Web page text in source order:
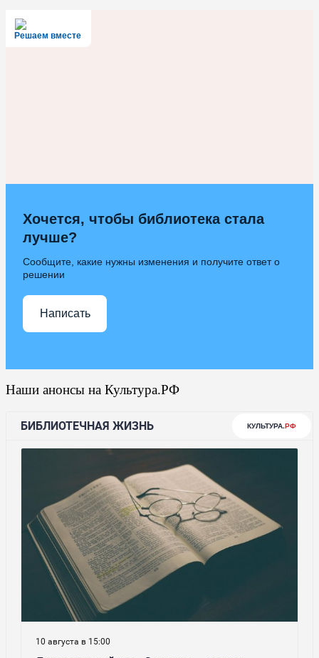
Решаем вместе
Хочется, чтобы библиотека стала
лучше?
Сообщите, какие нужны изменения и получите ответ о
решении
Написать
Наши анонсы на Культура.РФ